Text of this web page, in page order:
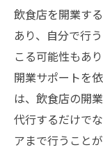
飲食店を開業す
あり、自分で行
こる可能性もあ
開業サポートを
は、飲食店の開
代行するだけで
アまで行うこと